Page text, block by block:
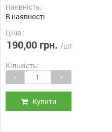
Наявність:
В наявності
Ціна :
190,00 грн. /шт
Кількість:
- +
Купити